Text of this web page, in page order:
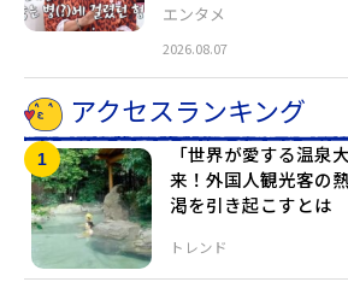
エンタメ
2026.08.07
アクセスランキング
トレンド
「世界が愛する温泉
来！外国人観光客の
渇を引き起こすとは